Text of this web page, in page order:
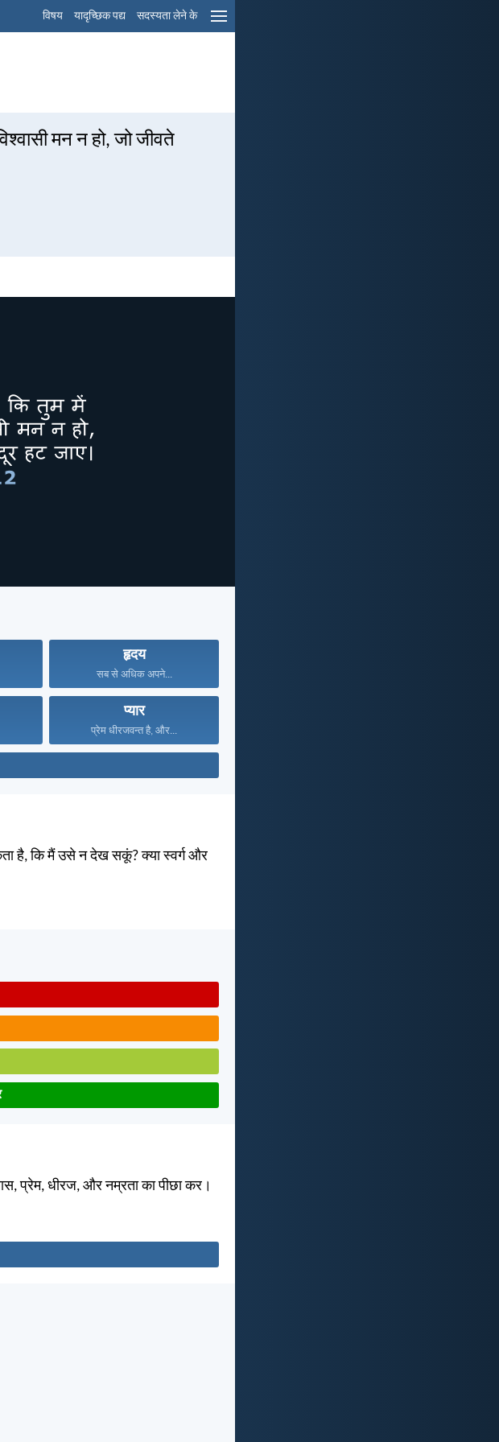
विषय यादृच्छिक पद्य सदस्यता लेने के
मन न हो, जो जीवते
हृदय
सब से अधिक अपने...
प्यार
प्रेम धीरजवन्त है, और...
है, कि मैं उसे न देख सकूं? क्या स्वर्ग और
प्रेम, धीरज, और नम्रता का पीछा कर।